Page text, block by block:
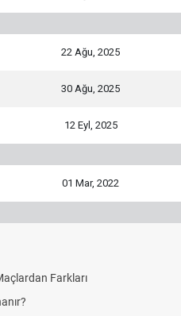
22 Ağu, 2025
30 Ağu, 2025
12 Eyl, 2025
01 Mar, 2022